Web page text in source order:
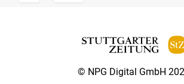
© NPG Digital GmbH